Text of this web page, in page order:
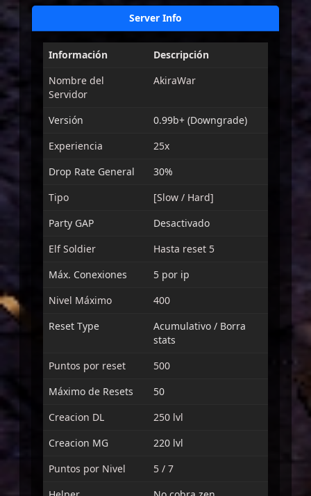
Server Info
Información
Descripción
Nombre del
Servidor
AkiraWar
Versión
0.99b+ (Downgrade)
Experiencia
25x
Drop Rate General
30%
Tipo
[Slow / Hard]
Party GAP
Desactivado
Elf Soldier
Hasta reset 5
Máx. Conexiones
5 por ip
Nivel Máximo
400
Reset Type
Acumulativo / Borra
stats
Puntos por reset
500
Máximo de Resets
50
Creacion DL
250 lvl
Creacion MG
220 lvl
Puntos por Nivel
5 / 7